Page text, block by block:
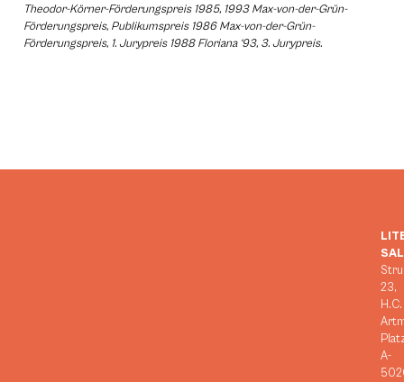
Theodor-Körner-Förderungspreis 1985, 1993 Max-von-der-Grün-
Förderungspreis, Publikumspreis 1986 Max-von-der-Grün-
Förderungspreis, 1. Jurypreis 1988 Floriana ‘93, 3. Jurypreis.
23,
H.C.
A-